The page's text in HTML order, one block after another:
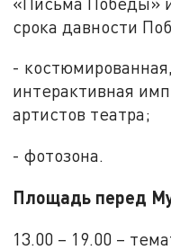
срока давности
-
интерактивная
артистов театра;
- фотозона.
Площадь перед
13.00 – 19.00 –